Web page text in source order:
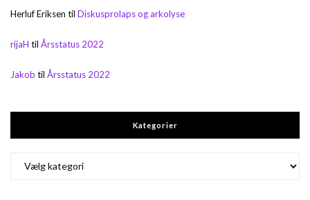
Herluf Eriksen til Diskusprolaps og arkolyse
rijaH til Årsstatus 2022
Jakob til Årsstatus 2022
Kategorier